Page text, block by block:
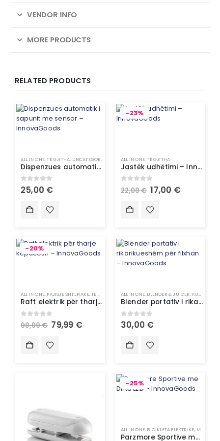
VENDOR INFO
MORE PRODUCTS
RELATED PRODUCTS
ALL IN ONE,TË GJITHA, UNCATEGORIZED
Dispenzues automatik i sapunit me sensor – InnovaGoods
0 out of 5
25,00 €
-23%
ALL IN ONE,TË GJITHA
Jastëk udhëtimi – InnovaGoods
out of 5
22,00€ 17,00 €
-20%
ALL IN ONE, PAJISJE SHTËPIAKE,TË GJITHA UNCATEGORIZED
Raft elektrik për tharje këpucësh – InnovaGoods
0 out of 5
99,99€ 79,99 €
ALL IN ONE, BLENDER & JUICER, KUZHINË
Blender portativ i rikarikueshëm për filxhan – InnovaGoods
0out of 5
30,00 €
-25%
ALL IN ONE, BICIKLETA ELEKTRIKE, MOTOÇIKLETA
Parzmore Sportive me Drita LED – InnovaGoods